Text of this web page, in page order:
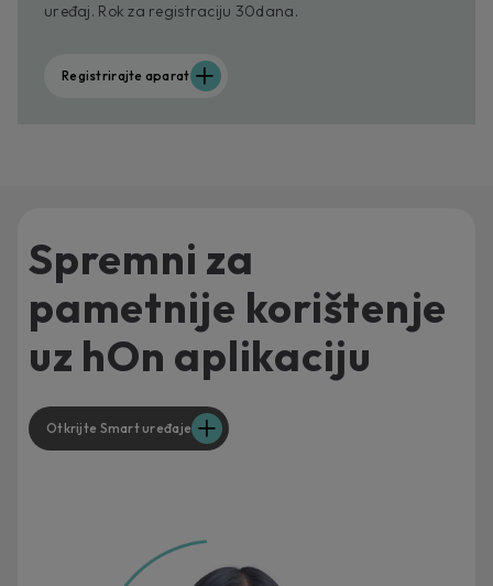
uređaj. Rok za registraciju 30dana.
Registrirajte aparat
Spremni za
pametnije korištenje
uz hOn aplikaciju
Otkrijte Smart uređaje